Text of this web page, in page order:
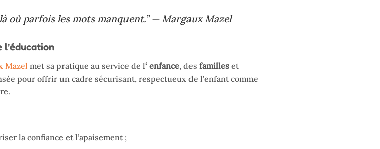
où parfois les mots manquent.” — Margaux Mazel
l’éducation
Mazel met sa pratique au service de l‘ enfance, des familles et
pour offrir un cadre sécurisant, respectueux de l’enfant comme
la confiance et l’apaisement ;